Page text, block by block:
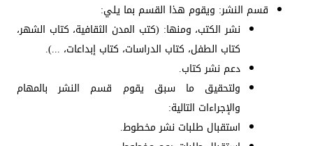
قسم النشر: ويقوم هذا القسم بما يلي:
نشر الكتب، ومنها: (كتب المدن الثقافية، كتاب الشهر،
كتاب الطفل، كتاب الدراسات، كتاب إبداعات، ...).
دعم نشر كتاب.
ولتحقيق ما سبق يقوم قسم النشر بالمهام
والإجراءات التالية:
استقبال طلبات نشر مخطوط.